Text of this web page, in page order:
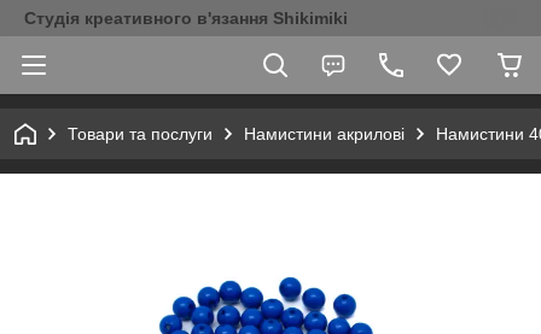
Студія креативного в'язання Shikimiki
Товари та послуги Намистини акрилові Намистини